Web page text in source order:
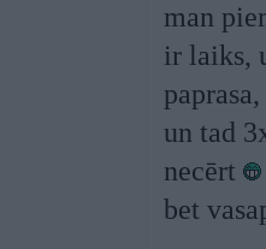
man
ir laiks,
un tad
necērt
bet